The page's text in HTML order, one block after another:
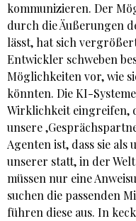
kommunizieren. Der
durch die Äußerungen
lässt, hat sich
Entwickler schweben
Möglichkeiten vor, wie
könnten. Die KI-
Wirklichkeit eingreifen,
unsere
Agenten ist, dass sie als
unserer statt, in der
müssen nur eine
suchen die passenden
führen diese aus. In